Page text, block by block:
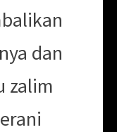
dan
zalim